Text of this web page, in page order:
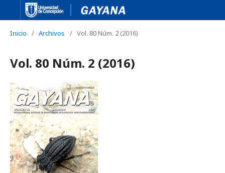
Inicio / Archivos / Vol. 80 Núm. 2 (2016)
Vol. 80 Núm. 2 (2016)